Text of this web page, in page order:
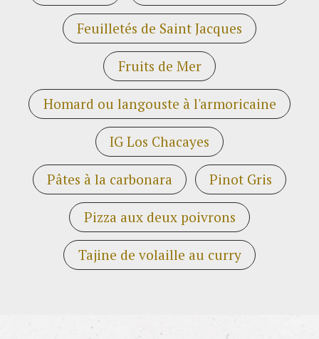
Feuilletés de Saint Jacques
Fruits de Mer
Homard ou langouste à l'armoricaine
IG Los Chacayes
Pâtes à la carbonara Pinot Gris
Pizza aux deux poivrons
Tajine de volaille au curry